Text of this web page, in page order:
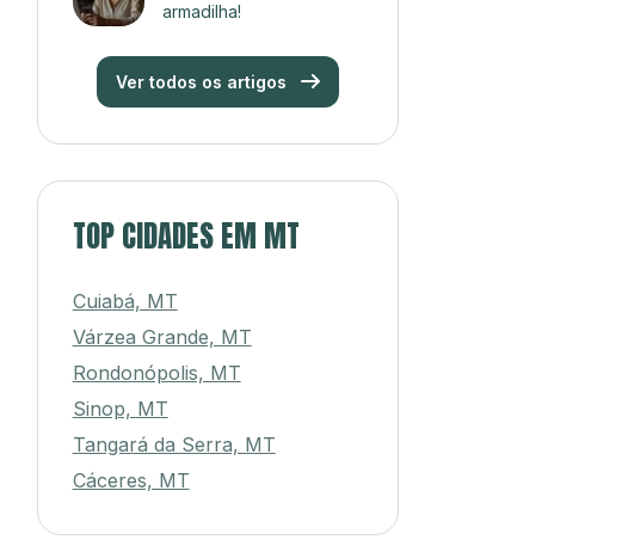
armadilha!
Ver todos os artigos
TOP CIDADES EM MT
Cuiabá, MT
Várzea Grande, MT
Rondonópolis, MT
Sinop, MT
Tangará da Serra, MT
Cáceres, MT